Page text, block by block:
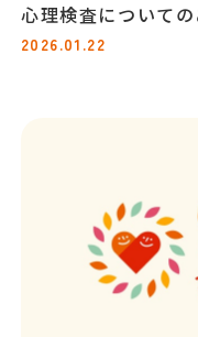
心理検査についての
2026.01.22